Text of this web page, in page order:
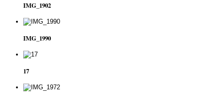
IMG_1902
IMG_1990
17